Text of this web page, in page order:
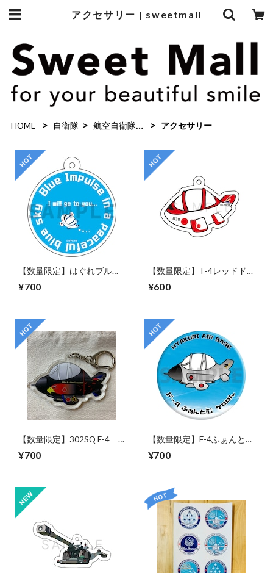
アクセサリー | sweetmall
HOME 自衛隊 航空自衛隊グッズ アクセサリー
【数量限定】はぐれブルー
blue sky」 アクリルキーホ
¥700
【数量限定】T-4レッドド
ド」 アクリルキーホルダー
¥600
【数量限定】302SQ F-4
ジロン」 アクリルキーホル
¥700
【数量限定】F-4ふぁんとむ
バッジセット※送料無料
¥700